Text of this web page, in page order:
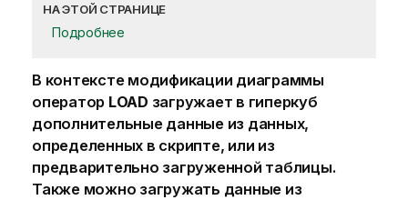
НА ЭТОЙ СТРАНИЦЕ
Подробнее
В контексте модификации диаграммы
оператор LOAD загружает в гиперкуб
дополнительные данные из данных,
определенных в скрипте, или из
предварительно загруженной таблицы.
Также можно загружать данные из